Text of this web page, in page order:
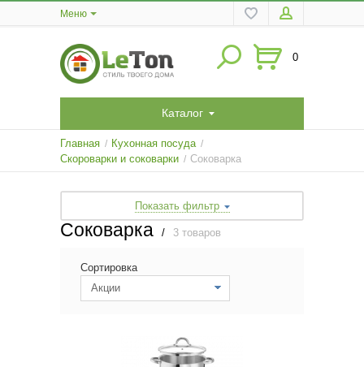
Меню
0
Каталог
Главная / Кухонная посуда /
Скороварки и соковарки / Соковарка
Показать фильтр
Соковарка / 3 товаров
Сортировка
Акции